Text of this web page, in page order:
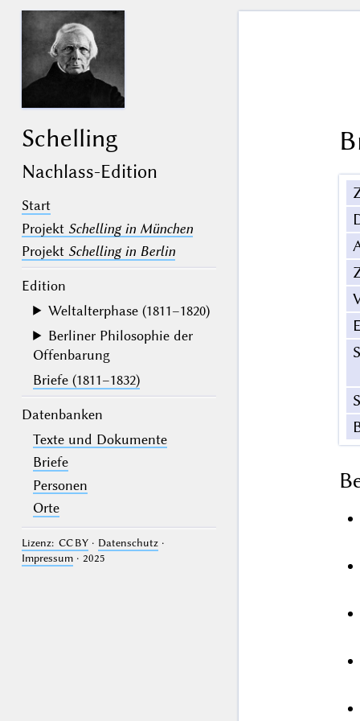
Schelling
Nachlass-Edition
Start
Projekt Schelling in München
Projekt Schelling in Berlin
Edition
Weltalterphase (1811–1820)
Berliner Philosophie der
Offenbarung
Briefe (1811–1832)
Datenbanken
Texte und Dokumente
Briefe
Personen
Orte
Lizenz: CC BY· Datenschutz·
Impressum· 2025